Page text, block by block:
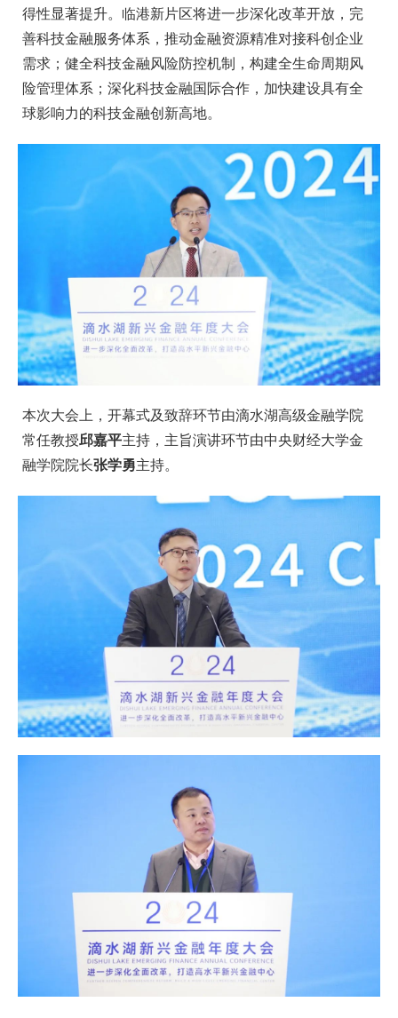
得性显著提升。临港新片区将进一步深化改革开放，完
善科技金融服务体系，推动金融资源精准对接科创企业
需求；健全科技金融风险防控机制，构建全生命周期风
险管理体系；深化科技金融国际合作，加快建设具有全
球影响力的科技金融创新高地。
本次大会上，开幕式及致辞环节由滴水湖高级金融学院
常任教授邱嘉平主持，主旨演讲环节由中央财经大学金
融学院院长张学勇主持。